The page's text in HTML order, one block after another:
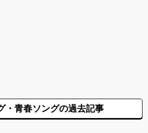
・青春ソングの過去記事